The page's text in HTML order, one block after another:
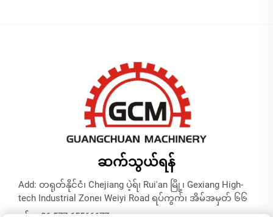
ဆက်သွယ်ရန်
Add: တရုတ်နိုင်ငံ၊ Chejiang ပဲ့ရ်၊ Rui'an မြို့၊ Gexiang High-
tech Industrial Zone၊ Weiyi Road ရပ်ကွက်၊ အိမ်အမှတ် ၆၆